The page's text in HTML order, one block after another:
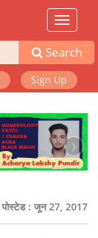
Toggle
Search
Sign Up
›
पोस्टेड : जून 27, 2017